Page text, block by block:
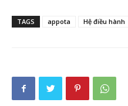
TAGS appota Hệ điều hành